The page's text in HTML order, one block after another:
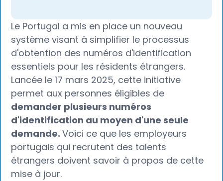
Le Portugal a mis en place un nouveau
système visant à simplifier le processus
d'obtention des numéros d'identification
essentiels pour les résidents étrangers.
Lancée le 17 mars 2025, cette initiative
permet aux personnes éligibles de
demander plusieurs numéros
d'identification au moyen d'une seule
demande.Voici ce que les employeurs
portugais qui recrutent des talents
étrangers doivent savoir à propos de cette
mise à jour.